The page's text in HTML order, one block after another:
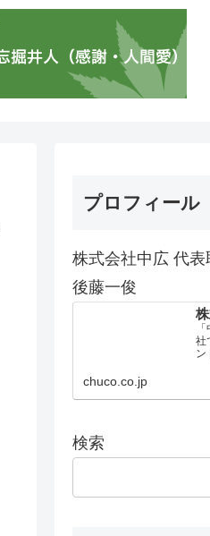
プロフィール
株式会社中広 代
後藤一俊
社
ン
chuco.co.jp
検索